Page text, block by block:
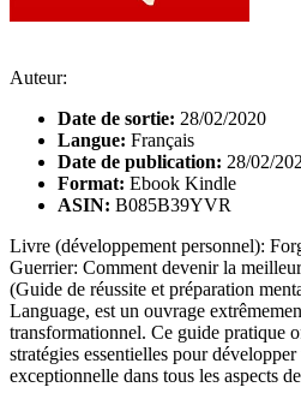
Auteur:
Date de sortie: 28/02/2020
Langue: Français
Date de publication: 28/02/
Format: Ebook Kindle
ASIN: B085B39YVR
Livre (développement personnel):
Guerrier: Comment devenir la
(Guide de réussite et préparation
Language, est un ouvrage
transformationnel. Ce guide pratique
stratégies essentielles pour
exceptionnelle dans tous les aspects